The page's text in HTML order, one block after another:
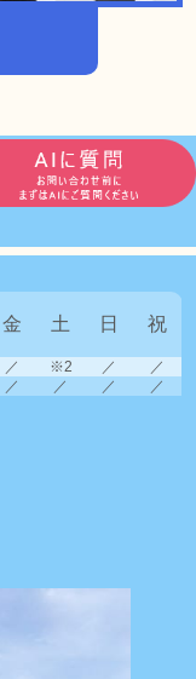
金 土 日 祝
／ ※2 ／
／
／ ／ ／
／